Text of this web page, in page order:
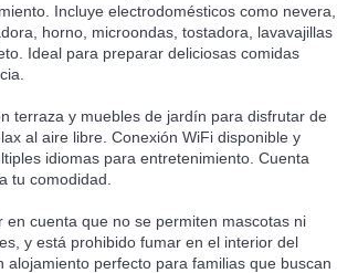
Incluye electrodomésticos como nevera,
horno, microondas, tostadora, lavavajillas
Ideal para preparar deliciosas comidas
terraza y muebles de jardín para disfrutar de
al aire libre. Conexión WiFi disponible y
idiomas para entretenimiento. Cuenta
tu comodidad.
en cuenta que no se permiten mascotas ni
y está prohibido fumar en el interior del
alojamiento perfecto para familias que buscan